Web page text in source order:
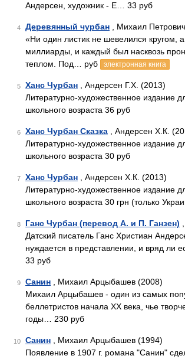
Андерсен, художник - Е… 33 руб
4 Деревянный чурбан , Михаил
«Ни один листик не шевелился кругом,
миллиарды, и каждый был насквозь
теплом. Под… руб
электронная книга
5 Ханс Чурбан , Андерсен Г.Х. (2013)
Литературно-художественное издание
школьного возраста 36 руб
6 Ханс Чурбан Сказка , Андерсен Х.К.
Литературно-художественное издание
школьного возраста 30 руб
7 Ханс Чурбан , Андерсен Х.К. (2013)
Литературно-художественное издание
школьного возраста 30 грн (только
8 Ганс Чурбан (перевод А. и П. Ганзен)
Датский писатель Ганс Христиан
нуждается в представлении, и вряд ли
33 руб
9 Санин , Михаил Арцыбашев (2008)
Михаил Арцыбашев - один из самых
беллетристов начала XX века, чье
годы… 230 руб
10 Санин , Михаил Арцыбашев (1994)
Появление в 1907 г. романа "Санин"